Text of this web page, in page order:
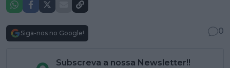
Siga-nos no Google! 0
Subscreva a nossa Newsletter!!